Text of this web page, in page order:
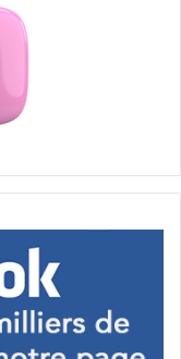
(car L’IRS n’a
la COVID et que
la double taxation
peut prendre un
la procédure).
le droit floridien
qui permettent de
décisions en cas
grandement
Certains de ces